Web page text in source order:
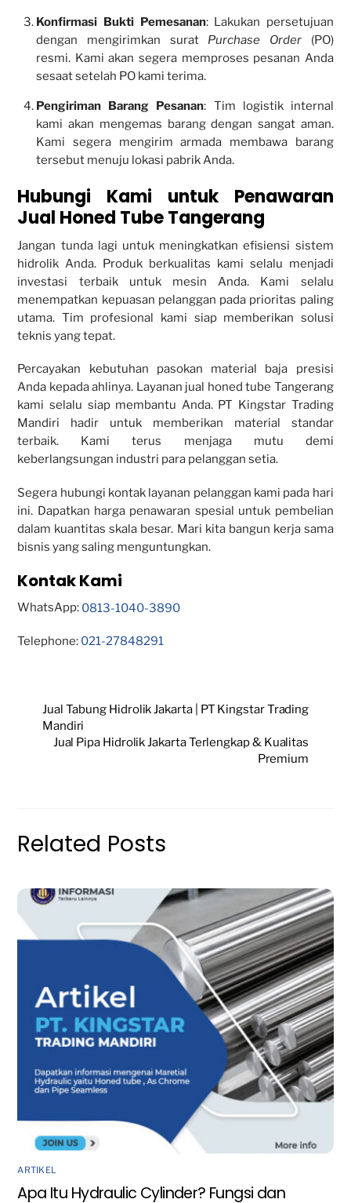
Konfirmasi Bukti Pemesanan: Lakukan persetujuan
dengan mengirimkan surat Purchase Order(PO)
resmi. Kami akan segera memproses pesanan Anda
sesaat setelah PO kami terima.
Pengiriman Barang Pesanan: Tim logistik internal
kami akan mengemas barang dengan sangat aman.
Kami segera mengirim armada membawa barang
tersebut menuju lokasi pabrik Anda.
Hubungi Kami untuk Penawaran
Jual Honed Tube Tangerang
Jangan tunda lagi untuk meningkatkan efisiensi sistem
hidrolik Anda. Produk berkualitas kami selalu menjadi
investasi terbaik untuk mesin Anda. Kami selalu
menempatkan kepuasan pelanggan pada prioritas paling
utama. Tim profesional kami siap memberikan solusi
teknis yang tepat.
Percayakan kebutuhan pasokan material baja presisi
Anda kepada ahlinya. Layanan jual honed tube Tangerang
kami selalu siap membantu Anda. PT Kingstar Trading
Mandiri hadir untuk memberikan material standar
terbaik. Kami terus menjaga mutu demi
keberlangsungan industri para pelanggan setia.
Segera hubungi kontak layanan pelanggan kami pada hari
ini. Dapatkan harga penawaran spesial untuk pembelian
dalam kuantitas skala besar. Mari kita bangun kerja sama
bisnis yang saling menguntungkan.
Kontak Kami
WhatsApp: 0813-1040-3890
Telephone: 021-27848291
Jual Tabung Hidrolik Jakarta | PT Kingstar Trading
Mandiri
Jual Pipa Hidrolik Jakarta Terlengkap & Kualitas
Premium
Related Posts
ARTIKEL
Apa Itu Hydraulic Cylinder? Fungsi dan